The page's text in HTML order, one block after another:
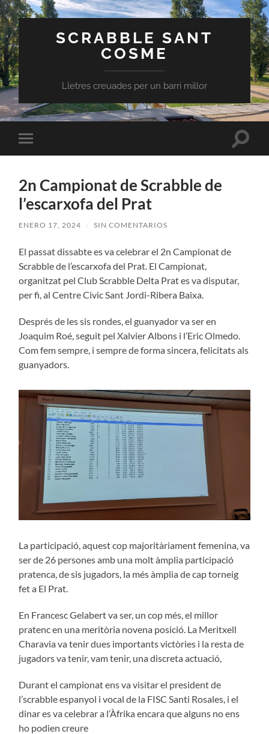
SCRABBLE SANT
COSME
Lletres creuades per un barri millor
Alternar
el
2n Campionat de Scrabble de
l’escarxofa del Prat
ENERO 17, 2024 / SIN COMENTARIOS
El passat dissabte es va celebrar el 2n Campionat de
Scrabble de l’escarxofa del Prat. El Campionat,
organitzat pel Club Scrabble Delta Prat es va disputar,
per fi, al Centre Civic Sant Jordi-Ribera Baixa.
Després de les sis rondes, el guanyador va ser en
Joaquim Roé, seguit pel Xalvier Albons i l’Eric Olmedo.
Com fem sempre, i sempre de forma sincera, felicitats als
guanyadors.
La participació, aquest cop majoritàriament femenina, va
ser de 26 persones amb una molt àmplia participació
pratenca, de sis jugadors, la més àmplia de cap torneig
fet a El Prat.
En Francesc Gelabert va ser, un cop més, el millor
pratenc en una meritòria novena posició. La Meritxell
Charavia va tenir dues importants victòries i la resta de
jugadors va tenir, vam tenir, una discreta actuació,
Durant el campionat ens va visitar el president de
l’scrabble espanyol i vocal de la FISC Santi Rosales, i el
dinar es va celebrar a l’Àfrika encara que alguns no ens
ho podien creure